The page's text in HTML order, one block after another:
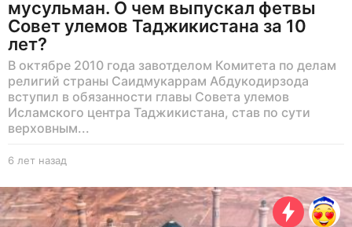
мусульман. О чем выпускал фетвы
Совет улемов Таджикистана за 10
лет?
В октябре 2010 года завотделом Комитета по делам
религий страны Саидмукаррам Абдукодирзода
вступил в обязанности главы Совета улемов
Исламского центра Таджикистана, став по сути
верховным...
6 лет назад
е
т
н